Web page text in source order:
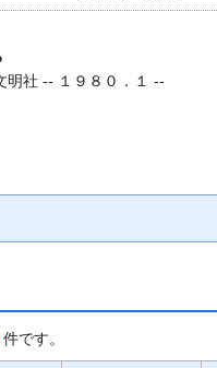
明社 -- １９８０．１ --
件です。